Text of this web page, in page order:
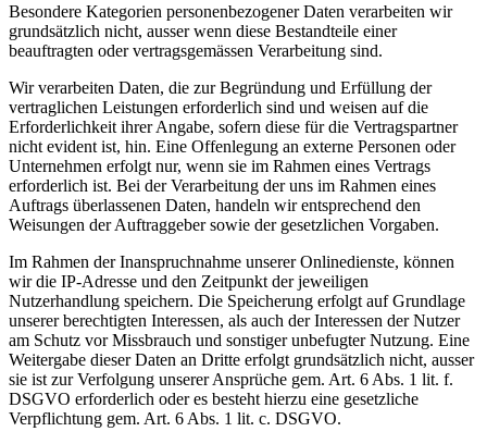
Besondere Kategorien personenbezogener Daten verarbeiten wir
grundsätzlich nicht, ausser wenn diese Bestandteile einer
beauftragten oder vertragsgemässen Verarbeitung sind.
Wir verarbeiten Daten, die zur Begründung und Erfüllung der
vertraglichen Leistungen erforderlich sind und weisen auf die
Erforderlichkeit ihrer Angabe, sofern diese für die Vertragspartner
nicht evident ist, hin. Eine Offenlegung an externe Personen oder
Unternehmen erfolgt nur, wenn sie im Rahmen eines Vertrags
erforderlich ist. Bei der Verarbeitung der uns im Rahmen eines
Auftrags überlassenen Daten, handeln wir entsprechend den
Weisungen der Auftraggeber sowie der gesetzlichen Vorgaben.
Im Rahmen der Inanspruchnahme unserer Onlinedienste, können
wir die IP-Adresse und den Zeitpunkt der jeweiligen
Nutzerhandlung speichern. Die Speicherung erfolgt auf Grundlage
unserer berechtigten Interessen, als auch der Interessen der Nutzer
am Schutz vor Missbrauch und sonstiger unbefugter Nutzung. Eine
Weitergabe dieser Daten an Dritte erfolgt grundsätzlich nicht, ausser
sie ist zur Verfolgung unserer Ansprüche gem. Art. 6 Abs. 1 lit. f.
DSGVO erforderlich oder es besteht hierzu eine gesetzliche
Verpflichtung gem. Art. 6 Abs. 1 lit. c. DSGVO.